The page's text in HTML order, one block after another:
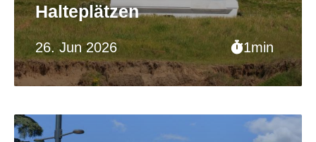
26. Jun 2026 1min
Halteplätzen